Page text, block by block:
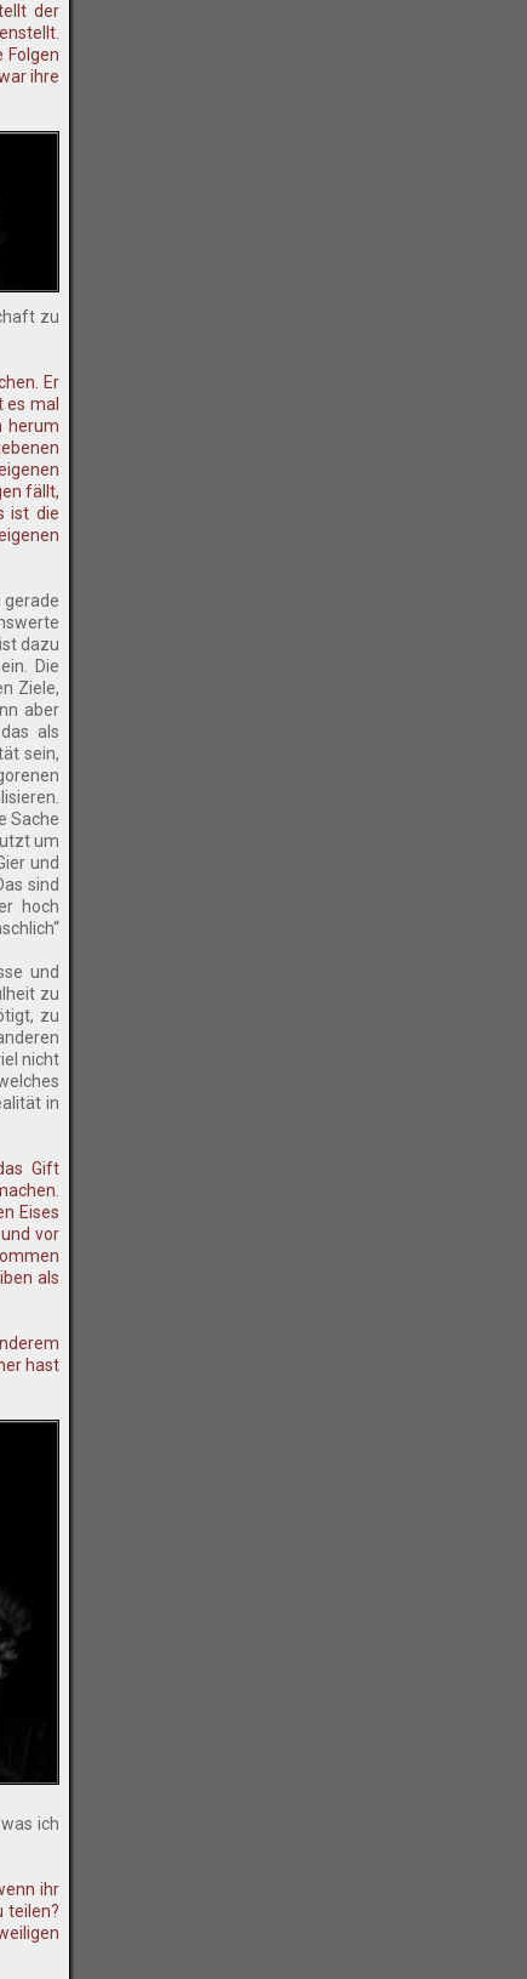
der
Folgen
ihre
zu
Er
es mal
herum
fällt,
ist die
gerade
dazu
Die
Ziele,
aber
als
sein,
Sache
um
und
sind
hoch
und
zu
zu
nicht
in
Gift
Eises
vor
als
hast
ich
ihr
teilen?